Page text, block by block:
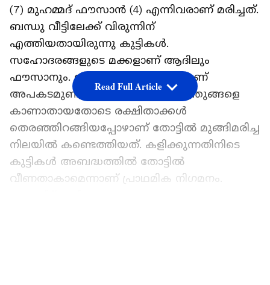
(7) മുഹമ്മദ് ഫൗസാൻ (4) എന്നിവരാണ് മരിച്ചത്.
ബന്ധു വീട്ടിലേക്ക് വിരുന്നിന്
എത്തിയതായിരുന്നു കുട്ടികൾ.
സഹോദരങ്ങളുടെ മക്കളാണ് ആദിലും
ഫൗസാനും. ഇന്ന് ഉച്ചയോട് കൂടിയാണ്
അപകടമുണ്ടായത്. വൈകിട്ട് കുഞ്ഞുങ്ങളെ
കാണാതായതോടെ രക്ഷിതാക്കൾ
തെരഞ്ഞിറങ്ങിയപ്പോഴാണ് തോട്ടിൽ മുങ്ങിമരിച്ച
നിലയിൽ കണ്ടെത്തിയത്. കളിക്കുന്നതിനിടെ
കുട്ടികൾ അബദ്ധത്തിൽ തോട്ടിൽ
വീണതാകാമെന്നാണ് പ്രാഥമിക നി​ഗമനം.
Read Full Article